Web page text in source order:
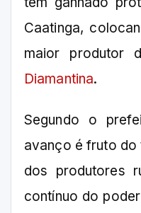
Caatinga,
maior produtor
Diamantina.
Segundo o
avanço é fruto do
dos produtores
contínuo do